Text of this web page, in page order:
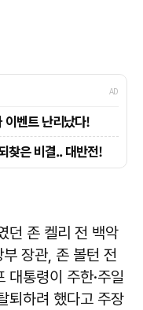
던 존 켈리 전 백악
장관, 존 볼턴 전
대통령이 주한·주일
퇴하려 했다고 주장